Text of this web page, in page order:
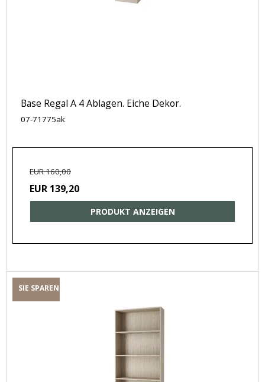
Base Regal A 4 Ablagen. Eiche Dekor.
07-71775ak
EUR 160,00
EUR 139,20
PRODUKT ANZEIGEN
SIE SPAREN